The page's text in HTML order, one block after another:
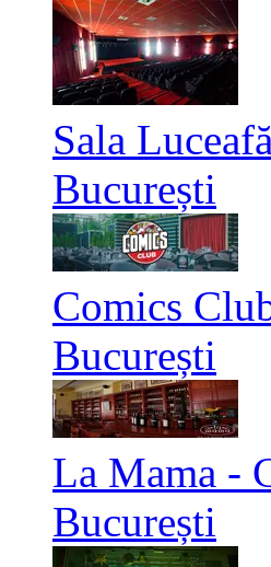
Sala
București
Comics
București
La Mama -
București